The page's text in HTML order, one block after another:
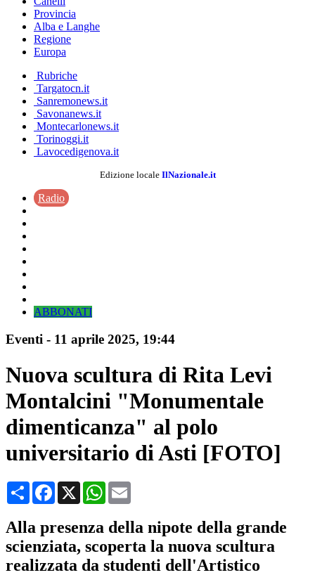
Provincia
Alba e Langhe
Regione
Europa
Rubriche
Targatocn.it
Sanremonews.it
Savonanews.it
Montecarlonews.it
Torinoggi.it
Lavocedigenova.it
Edizione locale IlNazionale.it
Radio
ABBONATI
Eventi - 11 aprile 2025, 19:44
Nuova scultura di Rita Levi
Montalcini "Monumentale
dimenticanza" al polo
universitario di Asti [FOTO]
CondividiFacebook
X WhatsApp
Alla presenza della nipote della grande
scienziata, scoperta la nuova scultura
realizzata da studenti dell'Artistico